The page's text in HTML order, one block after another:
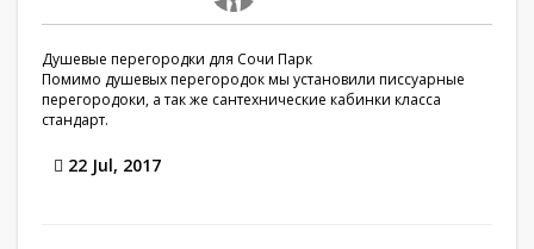
Душевые перегородки для Сочи Парк
Помимо душевых перегородок мы установили писсуарные
перегородоки, а так же сантехнические кабинки класса
стандарт.
22 Jul, 2017